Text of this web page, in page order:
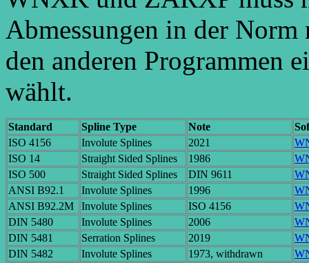
Abmessungen in der Norm
den anderen Programmen
wählt.
Standard Spline Type Note
ISO 4156
Involute Splines 2021
ISO 14
Straight Sided Splines 1986
ISO 500
Straight Sided Splines DIN 9611
ANSI B92.1
Involute Splines 1996
ANSI B92.2M
Involute Splines ISO 4156
DIN 5480
Involute Splines 2006
DIN 5481
Serration Splines 2019
DIN 5482
Involute Splines 1973, withdrawn